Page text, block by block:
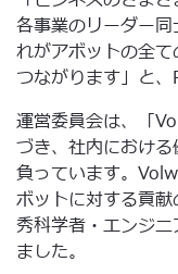
各事業のリーダー
れがアボットの全
つながります」と、
運営委員会は、「
づき、社内におけ
負っています。
ボットに対する貢
秀科学者・エンジ
ました。